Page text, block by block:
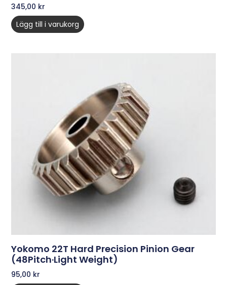
345,00 kr
Lägg till i varukorg
Yokomo 22T Hard Precision Pinion Gear
(48Pitch·Light Weight)
95,00 kr